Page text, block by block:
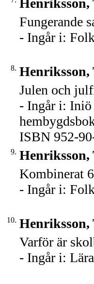
Henriksson,
Fungerande
- Ingår i:
8. Henriksson,
Julen och
- Ingår i: Iniö
ISBN 952-
9. Henriksson,
Kombinerat
- Ingår i:
10. Henriksson,
Varför är
- Ingår i: